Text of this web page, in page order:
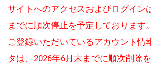
サイトへのアクセスおよびログイン
までに順次停止を予定しております。
ご登録いただいているアカウント情
タは、2026年6月末までに順次削除